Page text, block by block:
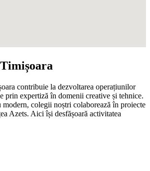
contribuie la dezvoltarea operațiunilor
prin expertiză în domenii creative și tehnice.
colegii noștri colaborează în proiecte
Azets. Aici își desfășoară activitatea